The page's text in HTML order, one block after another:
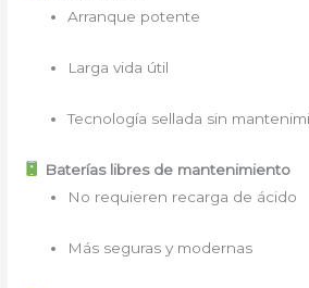
Arranque potente
Larga vida útil
Tecnología sellada sin
Baterías libres de mantenimiento
No requieren recarga de ácido
Más seguras y modernas